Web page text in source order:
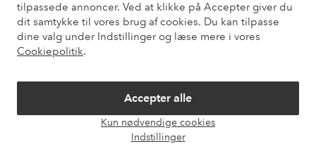
tilpassede annoncer. Ved at klikke på Accepter giver du
dit samtykke til vores brug af cookies. Du kan tilpasse
dine valg under Indstillinger og læse mere i vores
Cookiepolitik.
Accepter alle
Kun nødvendige cookies
Indstillinger
Mine sider